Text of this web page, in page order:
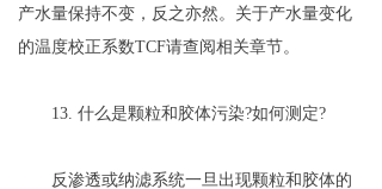
产水量保持不变，反之亦然。关于产水量变化
的温度校正系数TCF请查阅相关章节。
13. 什么是颗粒和胶体污染?如何测定?
反渗透或纳滤系统一旦出现颗粒和胶体的